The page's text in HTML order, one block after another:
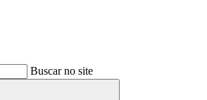
Buscar no site